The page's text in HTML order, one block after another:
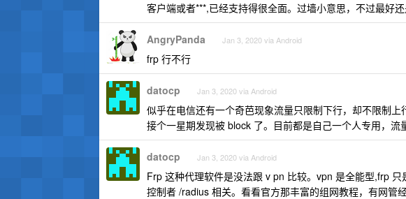
客户端或者***,已经支持得很全面。过墙小意思，不过最好
AngryPanda Jan 3, 2020 via Android
frp 行不行
datocp Jan 3, 2020 via Android
似乎在电信还有一个奇芭现象流量只限制下行，却不限制
接个一星期发现被 block 了。目前都是自己一个人专用，流
datocp Jan 3, 2020 via Android
Frp 这种代理软件是没法跟 v pn 比较。vpn 是全能型,frp
控制者 /radius 相关。看看官方那丰富的组网教程，有网管